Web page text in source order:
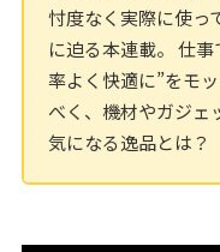
忖度なく実際に使っ
に迫る本連載。 仕
率よく快適に”をモ
べく、機材やガジェ
気になる逸品とは？